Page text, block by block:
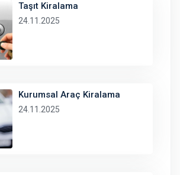
Taşıt Kiralama
24.11.2025
Kurumsal Araç Kiralama
24.11.2025